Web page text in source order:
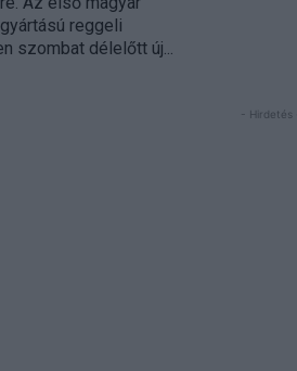
reggeli
szombat délelőtt új...
- Hirdetés -